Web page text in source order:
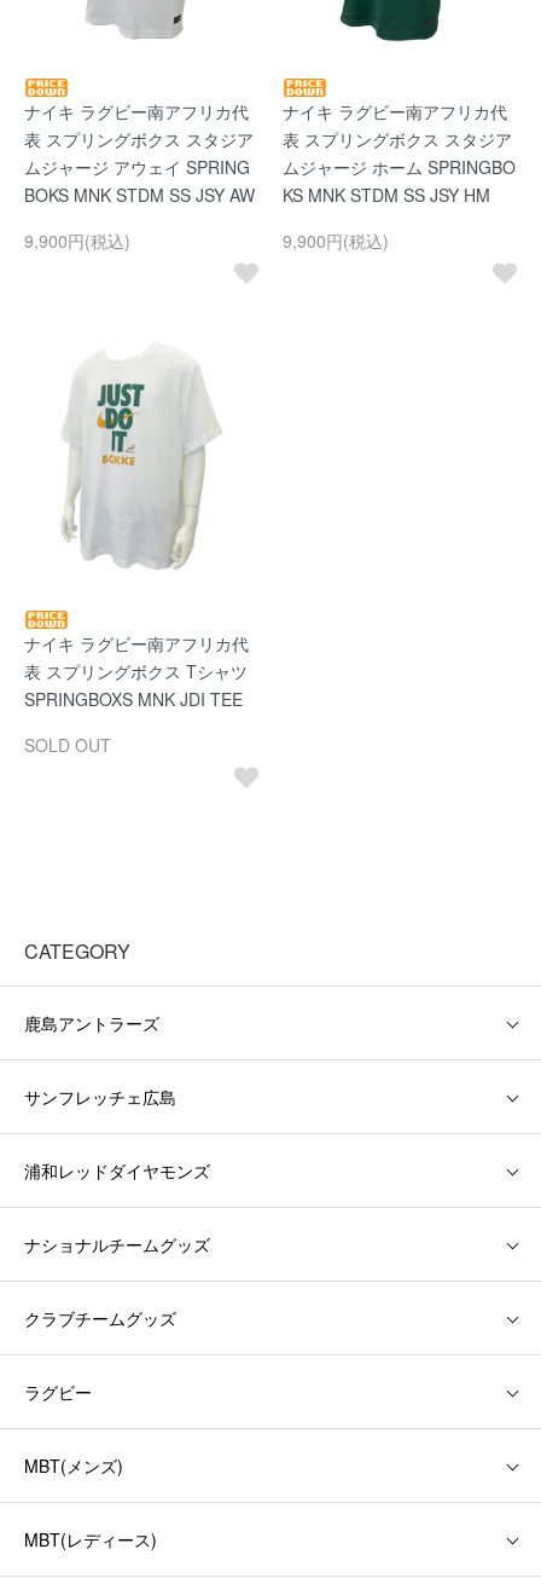
ナイキ ラグビー南アフリカ代
表 スプリングボクス スタジア
ムジャージ アウェイ SPRING
BOKS MNK STDM SS JSY AW
9,900円(税込)
ナイキ ラグビー南アフリカ代
表 スプリングボクス スタジア
ムジャージ ホーム SPRINGBO
KS MNK STDM SS JSY HM
9,900円(税込)
ナイキ ラグビー南アフリカ代
表 スプリングボクス Tシャツ
SPRINGBOXS MNK JDI TEE
SOLD OUT
CATEGORY
鹿島アントラーズ
サンフレッチェ広島
浦和レッドダイヤモンズ
ナショナルチームグッズ
クラブチームグッズ
ラグビー
MBT(メンズ)
MBT(レディース)